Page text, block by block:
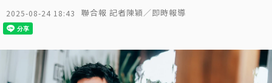
2025-08-24 18:43 聯合報 記者陳穎／即時報導